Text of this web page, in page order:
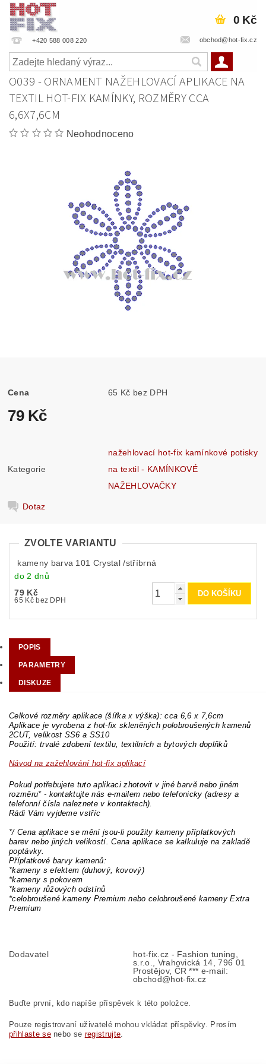
+420 588 008 220 obchod@hot-fix.cz
0 Kč
O039 - ORNAMENT NAŽEHLOVACÍ APLIKACE NA
TEXTIL HOT-FIX KAMÍNKY, ROZMĚRY CCA
6,6X7,6CM
Neohodnoceno
Cena 65 Kč bez DPH
79 Kč
Kategorie
nažehlovací hot-fix kamínkové potisky
na textil - KAMÍNKOVÉ
NAŽEHLOVAČKY
Dotaz
ZVOLTE VARIANTU
kameny barva 101 Crystal /stříbrná
do 2 dnů
79 Kč
65 Kč bez DPH
POPIS
PARAMETRY
DISKUZE
Celkové rozměry aplikace (šířka x výška): cca 6,6 x 7,6cm
Aplikace je vyrobena z hot-fix skleněných polobroušených kamenů
2CUT, velikost SS6 a SS10
Použití: trvalé zdobení textilu, textilních a bytových doplňků
Návod na zažehlování hot-fix aplikací
Pokud potřebujete tuto aplikaci zhotovit v jiné barvě nebo jiném
rozměru* - kontaktujte nás e-mailem nebo telefonicky (adresy a
telefonní čísla naleznete v kontaktech).
Rádi Vám vyjdeme vstříc
*/ Cena aplikace se mění jsou-li použity kameny příplatkových
barev nebo jiných velikostí. Cena aplikace se kalkuluje na zakladě
poptávky.
Příplatkové barvy kamenů:
*kameny s efektem (duhový, kovový)
*kameny s pokovem
*kameny růžových odstínů
*celobroušené kameny Premium nebo celobroušené kameny Extra
Premium
Dodavatel
hot-fix.cz - Fashion tuning,
s.r.o., Vrahovická 14, 796 01
Prostějov, ČR *** e-mail:
obchod@hot-fix.cz
Buďte první, kdo napíše příspěvek k této položce.
Pouze registrovaní uživatelé mohou vkládat příspěvky. Prosím
přihlaste senebo se registrujte.